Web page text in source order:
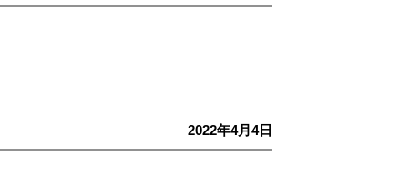
2022年4月4日